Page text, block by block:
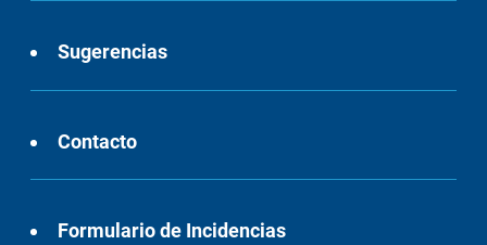
Sugerencias
Contacto
Formulario de Incidencias